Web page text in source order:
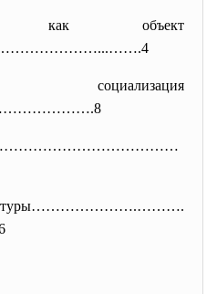
объект
…….4
социализация